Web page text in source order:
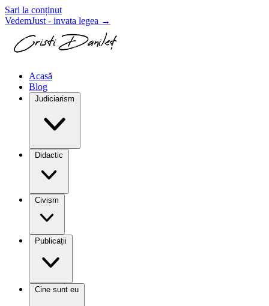
Sari la conținut
VedemJust - invata legea →
Acasă
Blog
Judiciarism
Didactic
Civism
Publicații
Cine sunt eu